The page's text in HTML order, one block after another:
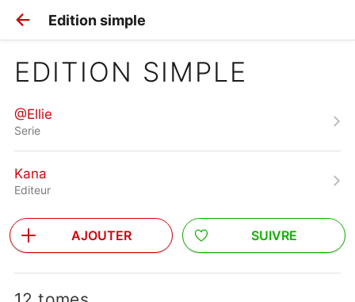
Edition simple
EDITION SIMPLE
@Ellie
Serie
Kana
Editeur
AJOUTER SUIVRE